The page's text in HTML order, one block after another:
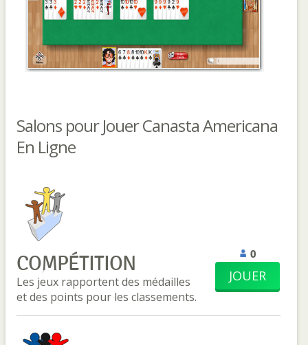
Salons pour Jouer Canasta Americana
En Ligne
COMPÉTITION
Les jeux rapportent des médailles
et des points pour les classements.
0
JOUER